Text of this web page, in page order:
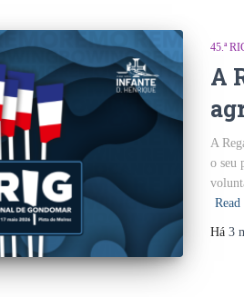
45.ª
A
A
o seu
Há 3